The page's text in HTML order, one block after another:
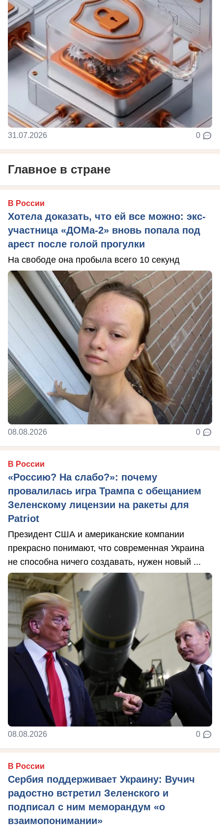
31.07.2026 0
Главное в стране
В России
Хотела доказать, что ей все можно: экс-
участница «ДОМа-2» вновь попала под
арест после голой прогулки
На свободе она пробыла всего 10 секунд
08.08.2026 0
В России
«Россию? На слабо?»: почему
провалилась игра Трампа с обещанием
Зеленскому лицензии на ракеты для
Patriot
Президент США и американские компании
прекрасно понимают, что современная Украина
не способна ничего создавать, нужен новый ...
08.08.2026 0
В России
Сербия поддерживает Украину: Вучич
радостно встретил Зеленского и
подписал с ним меморандум «о
взаимопонимании»